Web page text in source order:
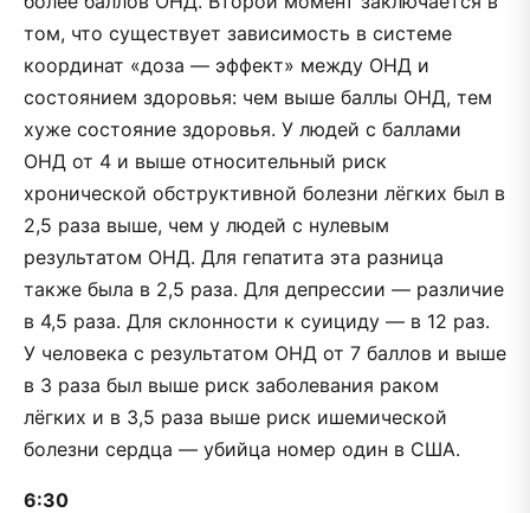
том, что существует зависимость в системе
координат «доза — эффект» между ОНД и
состоянием здоровья: чем выше баллы ОНД, тем
хуже состояние здоровья. У людей с баллами
ОНД от 4 и выше относительный риск
хронической обструктивной болезни лёгких был в
2,5 раза выше, чем у людей с нулевым
результатом ОНД. Для гепатита эта разница
также была в 2,5 раза. Для депрессии — различие
в 4,5 раза. Для склонности к суициду — в 12 раз.
У человека с результатом ОНД от 7 баллов и выше
в 3 раза был выше риск заболевания раком
лёгких и в 3,5 раза выше риск ишемической
болезни сердца — убийца номер один в США.
6:30